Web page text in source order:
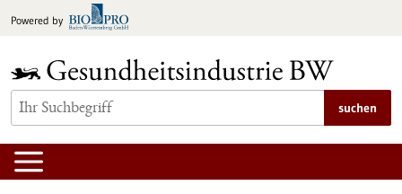
Inhalt
Powered by
suchen